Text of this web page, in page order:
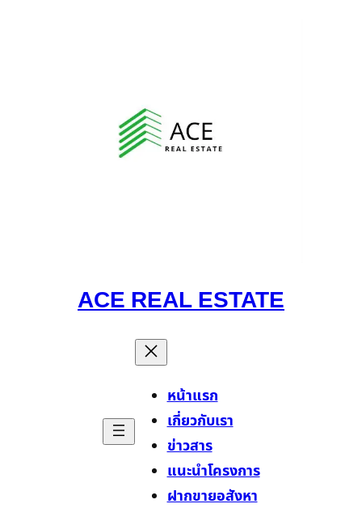
ACE REAL ESTATE
หน้าแรก
เกี่ยวกับเรา
ข่าวสาร
แนะนำโครงการ
ฝากขายอสังหา